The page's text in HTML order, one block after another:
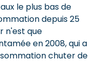
le plus bas de
depuis 25
n'est que
en 2008, qui a
chuter de